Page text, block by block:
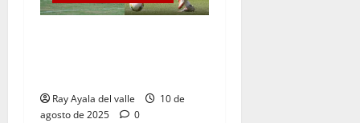
Ray Ayala del valle
10 de
agosto de 2025
0